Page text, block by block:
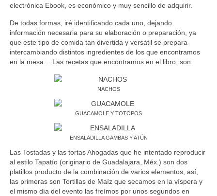
electrónica Ebook, es económico y muy sencillo de adquirir.
De todas formas, iré identificando cada uno, dejando
información necesaria para su elaboración o preparación, ya
que este tipo de comida tan divertida y versátil se prepara
intercambiando distintos ingredientes de los que encontramos
en la mesa… Las recetas que encontramos en el libro, son:
NACHOS
GUACAMOLE Y TOTOPOS
ENSALADILLA GAMBAS Y ATÚN
Las Tostadas y las tortas Ahogadas que he intentado reproducir
al estilo Tapatío (originario de Guadalajara, Méx.) son dos
platillos producto de la combinación de varios elementos, así,
las primeras son Tortillas de Maíz que secamos en la víspera y
el mismo día del evento las freímos por unos segundos en